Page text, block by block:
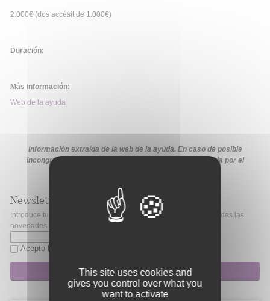
2.000€ (dos accésit de 1.000€)
Duración:
Más información:
Web de la ayuda
Información extraída de la web de la ayuda. En caso de posible
incongruencia, prevalecerá la información proporcionada por el
Newsletter
Introduce tu correo electrónico si quieres mantenerte al día de todas las
novedades de Fibao.
Acepto la
Suscripción
This site uses cookies and
gives you control over what you
want to activate